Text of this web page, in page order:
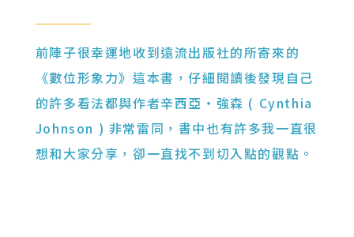
前陣子很幸運地收到遠流出版社的所寄來的
《數位形象力》這本書，仔細閱讀後發現自己
的許多看法都與作者辛西亞・強森 ( Cynthia
Johnson ) 非常雷同，書中也有許多我一直很
想和大家分享，卻一直找不到切入點的觀點。